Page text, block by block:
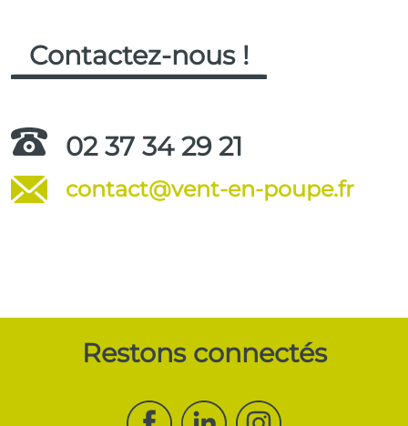
Contactez-nous !
02 37 34 29 21
contact@vent-en-poupe.fr
Restons connectés